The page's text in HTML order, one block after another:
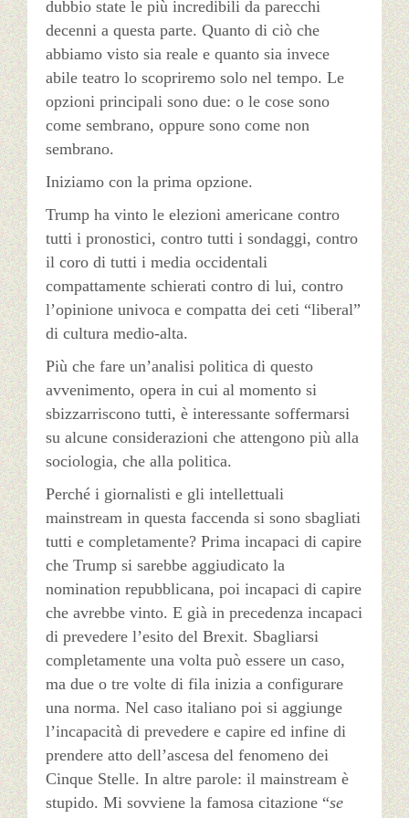
dubbio state le più incredibili da parecchi
decenni a questa parte. Quanto di ciò che
abbiamo visto sia reale e quanto sia invece
abile teatro lo scopriremo solo nel tempo. Le
opzioni principali sono due: o le cose sono
come sembrano, oppure sono come non
sembrano.
Iniziamo con la prima opzione.
Trump ha vinto le elezioni americane contro
tutti i pronostici, contro tutti i sondaggi, contro
il coro di tutti i media occidentali
compattamente schierati contro di lui, contro
l’opinione univoca e compatta dei ceti “liberal”
di cultura medio-alta.
Più che fare un’analisi politica di questo
avvenimento, opera in cui al momento si
sbizzarriscono tutti, è interessante soffermarsi
su alcune considerazioni che attengono più alla
sociologia, che alla politica.
Perché i giornalisti e gli intellettuali
mainstream in questa faccenda si sono sbagliati
tutti e completamente? Prima incapaci di capire
che Trump si sarebbe aggiudicato la
nomination repubblicana, poi incapaci di capire
che avrebbe vinto. E già in precedenza incapaci
di prevedere l’esito del Brexit. Sbagliarsi
completamente una volta può essere un caso,
ma due o tre volte di fila inizia a configurare
una norma. Nel caso italiano poi si aggiunge
l’incapacità di prevedere e capire ed infine di
prendere atto dell’ascesa del fenomeno dei
Cinque Stelle. In altre parole: il mainstream è
stupido. Mi sovviene la famosa citazione “se